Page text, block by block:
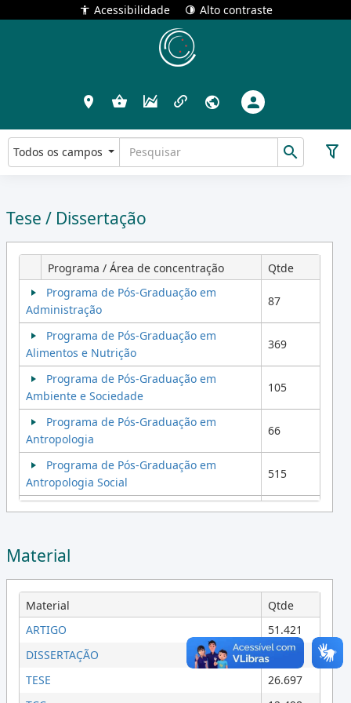
Acessibilidade Alto contraste
Todos os campos
Tese / Dissertação
Programa / Área de concentração
Qtde
Programa de Pós-Graduação em
Administração
87
Programa de Pós-Graduação em
Alimentos e Nutrição
369
Programa de Pós-Graduação em
Ambiente e Sociedade
105
Programa de Pós-Graduação em
Antropologia
66
Programa de Pós-Graduação em
Antropologia Social
515
Programa de Pós-Graduação em
253
Programa de Pós-Graduação em Artes
Programa de Pós-Graduação em Artes
da Cena
Programa de Pos-Graduação em Artes
Visuais
292
Programa de Pós-Graduação em
Assistência ao Paciente Oncológico
62
Material
Material
Qtde
ARTIGO
51.421
DISSERTAÇÃO
41.209
TESE
26.697